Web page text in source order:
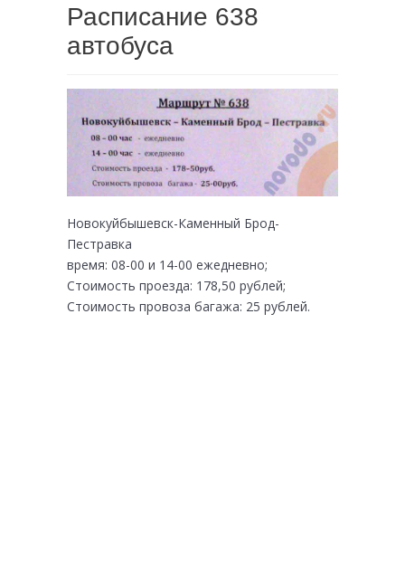
Расписание 638
автобуса
Новокуйбышевск-Каменный Брод-
Пестравка
время: 08-00 и 14-00 ежедневно;
Стоимость проезда: 178,50 рублей;
Стоимость провоза багажа: 25 рублей.